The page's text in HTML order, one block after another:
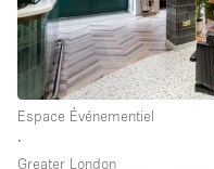
Espace Événementiel
∙
Greater London